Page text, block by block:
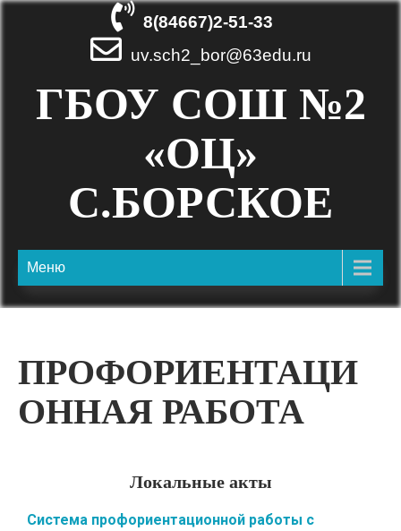
8(84667)2-51-33
uv.sch2_bor@63edu.ru
ГБОУ СОШ №2
«ОЦ»
С.БОРСКОЕ
Меню
ПРОФОРИЕНТАЦИ
ОННАЯ РАБОТА
Локальные акты
Система профориентационной работы с